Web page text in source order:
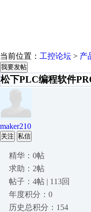
当前位置： 工控论坛 > 产
我要发帖
松下PLC编程软件
maker210
关注 私信
精华：0帖
求助：2帖
帖子：4帖 | 113回
年度积分：0
历史总积分：154